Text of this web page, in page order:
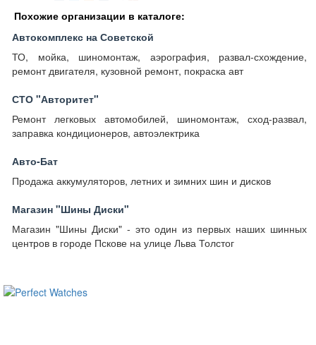
Похожие организации в каталоге:
Автокомплекс на Советской
ТО, мойка, шиномонтаж, аэрография, развал-схождение,
ремонт двигателя, кузовной ремонт, покраска авт
СТО "Авторитет"
Ремонт легковых автомобилей, шиномонтаж, сход-развал,
заправка кондиционеров, автоэлектрика
Авто-Бат
Продажа аккумуляторов, летних и зимних шин и дисков
Магазин "Шины Диски"
Магазин "Шины Диски" - это один из первых наших шинных
центров в городе Пскове на улице Льва Толстог